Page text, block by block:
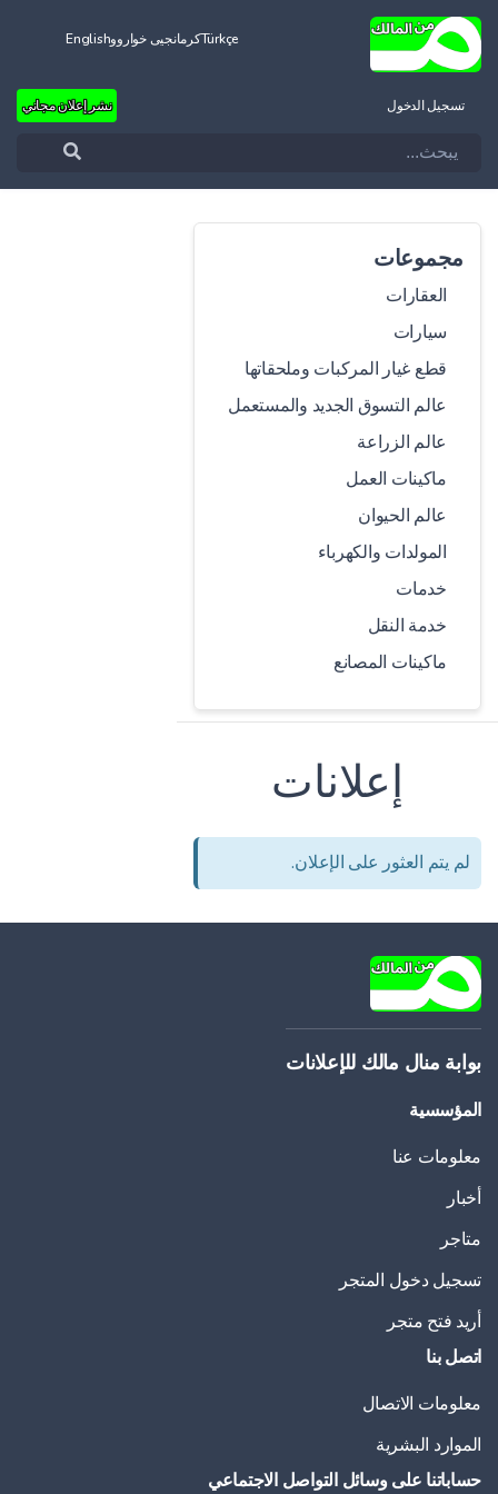
Türkçeکرمانجیی خوارووEnglish
تسجيل الدخول نشر إعلان مجاني
مجموعات
العقارات
سيارات
قطع غيار المركبات وملحقاتها
عالم التسوق الجديد والمستعمل
عالم الزراعة
ماكينات العمل
عالم الحيوان
المولدات والكهرباء
خدمات
خدمة النقل
ماكينات المصانع
إعلانات
لم يتم العثور على الإعلان.
بوابة منال مالك للإعلانات
المؤسسية
معلومات عنا
أخبار
متاجر
تسجيل دخول المتجر
أريد فتح متجر
اتصل بنا
معلومات الاتصال
الموارد البشرية
حساباتنا على وسائل التواصل الاجتماعي